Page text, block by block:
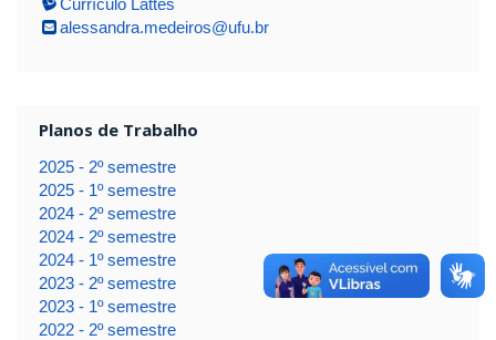
Currículo Lattes
alessandra.medeiros@ufu.br
Planos de Trabalho
2025 - 2º semestre
2025 - 1º semestre
2024 - 2º semestre
2024 - 2º semestre
2024 - 1º semestre
2023 - 2º semestre
2023 - 1º semestre
2022 - 2º semestre